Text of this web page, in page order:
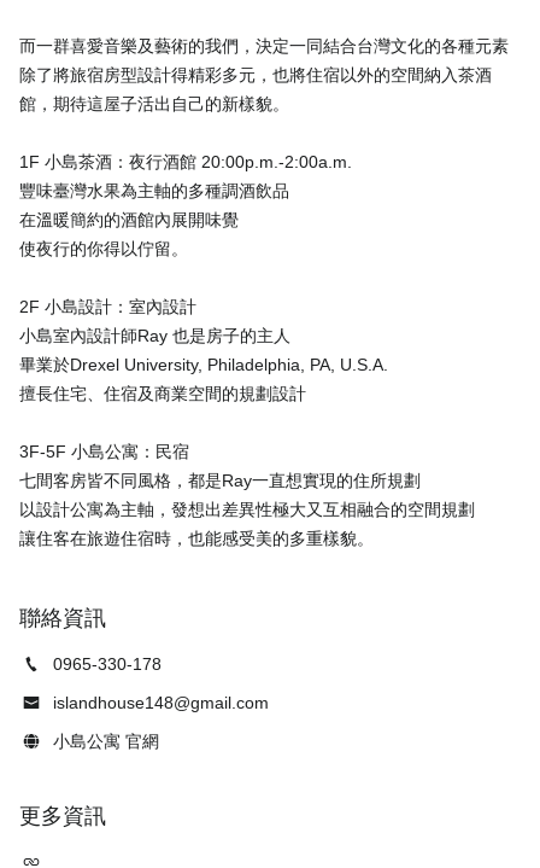
而一群喜愛音樂及藝術的我們，決定一同結合台灣文化的各種元素
除了將旅宿房型設計得精彩多元，也將住宿以外的空間納入茶酒
館，期待這屋子活出自己的新樣貌。
1F 小島茶酒：夜行酒館 20:00p.m.-2:00a.m.
豐味臺灣水果為主軸的多種調酒飲品
在溫暖簡約的酒館內展開味覺
使夜行的你得以佇留。
2F 小島設計：室內設計
小島室內設計師Ray 也是房子的主人
畢業於Drexel University, Philadelphia, PA, U.S.A.
擅長住宅、住宿及商業空間的規劃設計
3F-5F 小島公寓：民宿
七間客房皆不同風格，都是Ray一直想實現的住所規劃
以設計公寓為主軸，發想出差異性極大又互相融合的空間規劃
聯絡資訊
0965-330-178
islandhouse148@gmail.com
小島公寓 官網
更多資訊